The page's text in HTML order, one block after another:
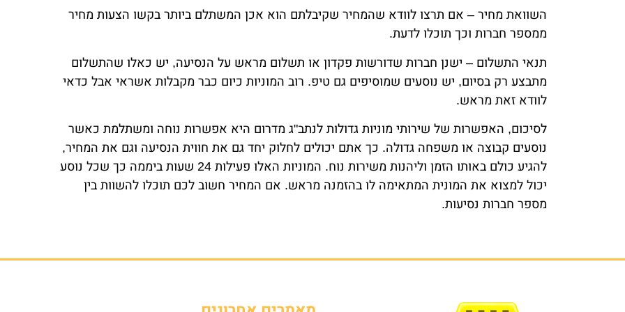
השוואת מחיר – אם תרצו לוודא שהמחיר שקיבלתם הוא אכן המשתלם ביותר בקשו הצעות מחיר
ממספר חברות וכך תוכלו לדעת.
תנאי התשלום – ישנן חברות שדורשות פקדון או תשלום מראש על הנסיעה, יש כאלו שהתשלום
מתבצע רק בסיום, יש נוסעים שמוסיפים גם טיפ. רוב המוניות כיום כבר מקבלות אשראי אבל כדאי
לוודא זאת מראש.
לסיכום, האפשרות של שירותי מוניות גדולות לנתב"ג מדרום היא אפשרות נוחה ומשתלמת כאשר
נוסעים קבוצה או משפחה גדולה. כך אתם יכולים לחלוק יחד גם את חווית הנסיעה וגם את המחיר,
להגיע כולם באותו הזמן וליהנות משירות נוח. המוניות האלו פעילות 24 שעות ביממה כך שכל נוסע
יכול למצוא את המונית המתאימה לו בהזמנה מראש. אם המחיר חשוב לכם תוכלו להשוות בין
מספר חברות נסיעות.